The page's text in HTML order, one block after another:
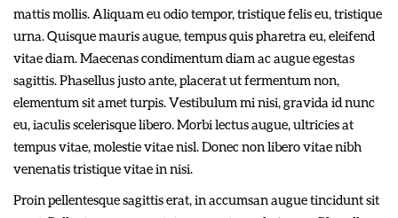
mattis mollis. Aliquam eu odio tempor, tristique felis eu, tristique
urna. Quisque mauris augue, tempus quis pharetra eu, eleifend
vitae diam. Maecenas condimentum diam ac augue egestas
sagittis. Phasellus justo ante, placerat ut fermentum non,
elementum sit amet turpis. Vestibulum mi nisi, gravida id nunc
eu, iaculis scelerisque libero. Morbi lectus augue, ultricies at
tempus vitae, molestie vitae nisl. Donec non libero vitae nibh
venenatis tristique vitae in nisi.
Proin pellentesque sagittis erat, in accumsan augue tincidunt sit